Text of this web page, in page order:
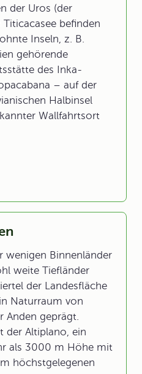
der Uros (der
Titicacasee befinden
Inseln, z. B.
gehörende
des Inka-
– auf der
Halbinsel
Wallfahrtsort
wenigen Binnenländer
weite Tiefländer
der Landesfläche
Naturraum von
Anden geprägt.
der Altiplano, ein
als 3000 m Höhe mit
höchstgelegenen